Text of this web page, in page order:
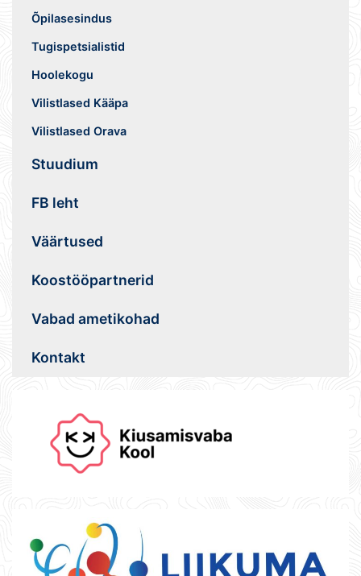
Õpilasesindus
Tugispetsialistid
Hoolekogu
Vilistlased Kääpa
Vilistlased Orava
Stuudium
FB leht
Väärtused
Koostööpartnerid
Vabad ametikohad
Kontakt